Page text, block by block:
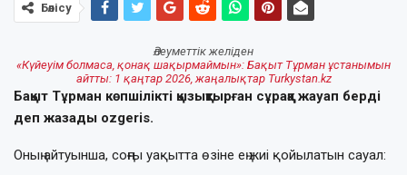
Бөлісу
Әлеуметтік желіден
«Күйеуім болмаса, қонақ шақырмаймын»: Бақыт Тұрман ұстанымын
айтты: 1 қаңтар 2026, жаңалықтар Turkystan.kz
Бақыт Тұрман көпшілікті қызықтырған сұраққа жауап берді
деп жазады ozgeris.
Оның айтуынша, соңғы уақытта өзіне ең жиі қойылатын сауал: